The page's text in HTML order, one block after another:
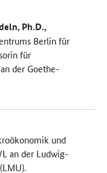
Ph.D.,
Berlin für
für
der Goethe-
und
an der Ludwig-